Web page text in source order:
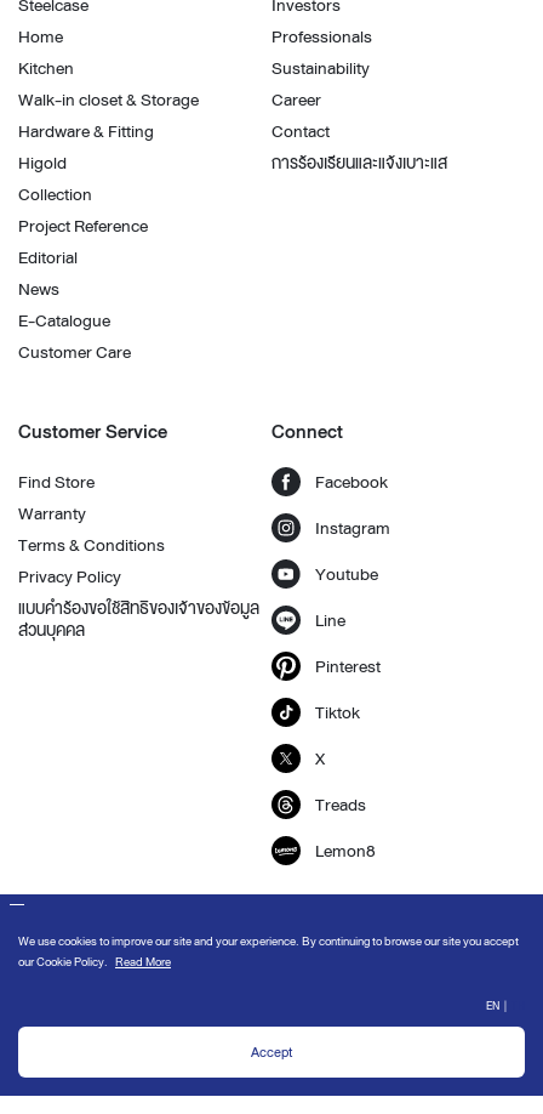
Home
Kitchen
Walk-in closet & Storage
Hardware & Fitting
Higold
Collection
Project Reference
Editorial
News
E-Catalogue
Customer Care
Professionals
Sustainability
Career
Contact
การร้องเรียนและแจ้งเบาะแส
Customer Service
Find Store
Warranty
Terms & Conditions
Privacy Policy
แบบคำร้องขอใช้สิทธิของเจ้าของข้อมูล
ส่วนบุคคล
Connect
Facebook
Instagram
Youtube
Line
Pinterest
Tiktok
X
Treads
Lemon8
Stay Updated
OK
We use cookies to improve our site and your experience. By continuing to
browse our site you accept our
Cookie Policy.